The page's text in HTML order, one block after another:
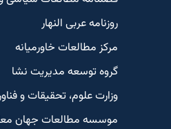
روزنامه عربی النهار
مرکز مطالعات خاورمیانه
گروه توسعه مدیریت نشا
وزارت علوم، تحقیقات و
موسسه مطالعات جهان